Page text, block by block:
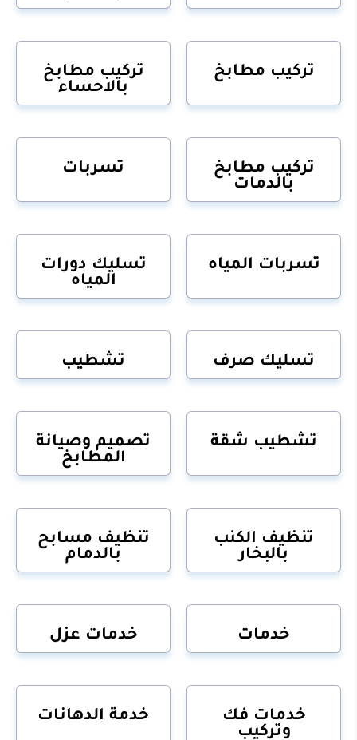
تركيب مطابخ
تركيب مطابخ
بالاحساء
تركيب مطابخ
بالدمات
تسربات
تسربات المياه
تسليك دورات
المياه
تسليك صرف تشطيب
تشطيب شقة
تصميم وصيانة
المطابخ
تنظيف الكنب
بالبخار
تنظيف مسابح
بالدمام
خدمات خدمات عزل
خدمات فك
وتركيب
خدمة الدهانات